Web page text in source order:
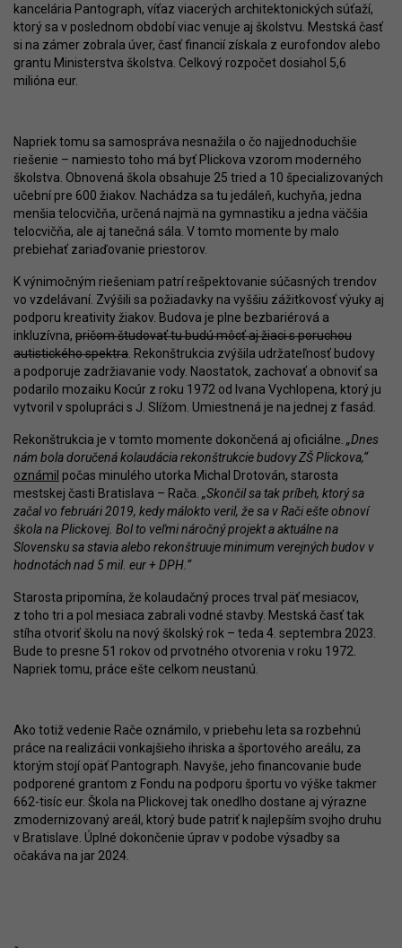
kancelária Pantograph, víťaz viacerých architektonických súťaží,
ktorý sa v poslednom období viac venuje aj školstvu. Mestská časť
si na zámer zobrala úver, časť financií získala z eurofondov alebo
grantu Ministerstva školstva. Celkový rozpočet dosiahol 5,6
milióna eur.
Napriek tomu sa samospráva nesnažila o čo najjednoduchšie
riešenie – namiesto toho má byť Plickova vzorom moderného
školstva. Obnovená škola obsahuje 25 tried a 10 špecializovaných
učební pre 600 žiakov. Nachádza sa tu jedáleň, kuchyňa, jedna
menšia telocvičňa, určená najmä na gymnastiku a jedna väčšia
telocvičňa, ale aj tanečná sála. V tomto momente by malo
prebiehať zariaďovanie priestorov.
K výnimočným riešeniam patrí rešpektovanie súčasných trendov
vo vzdelávaní. Zvýšili sa požiadavky na vyššiu zážitkovosť výuky aj
podporu kreativity žiakov. Budova je plne bezbariérová a
inkluzívna, pričom študovať tu budú môcť aj žiaci s poruchou
autistického spektra . Rekonštrukcia zvýšila udržateľnosť budovy
a podporuje zadržiavanie vody. Naostatok, zachovať a obnoviť sa
podarilo mozaiku Kocúr z roku 1972 od Ivana Vychlopena, ktorý ju
vytvoril v spolupráci s J. Slížom. Umiestnená je na jednej z fasád.
Rekonštrukcia je v tomto momente dokončená aj oficiálne. „Dnes
nám bola doručená kolaudácia rekonštrukcie budovy ZŠ Plickova,“
oznámil počas minulého utorka Michal Drotován, starosta
mestskej časti Bratislava – Rača. „Skončil sa tak príbeh, ktorý sa
začal vo februári 2019, kedy málokto veril, že sa v Rači ešte obnoví
škola na Plickovej. Bol to veľmi náročný projekt a aktuálne na
Slovensku sa stavia alebo rekonštruuje minimum verejných budov v
hodnotách nad 5 mil. eur + DPH.“
Starosta pripomína, že kolaudačný proces trval päť mesiacov,
z toho tri a pol mesiaca zabrali vodné stavby. Mestská časť tak
stíha otvoriť školu na nový školský rok – teda 4. septembra 2023.
Bude to presne 51 rokov od prvotného otvorenia v roku 1972.
Napriek tomu, práce ešte celkom neustanú.
Ako totiž vedenie Rače oznámilo, v priebehu leta sa rozbehnú
práce na realizácii vonkajšieho ihriska a športového areálu, za
ktorým stojí opäť Pantograph. Navyše, jeho financovanie bude
podporené grantom z Fondu na podporu športu vo výške takmer
662-tisíc eur. Škola na Plickovej tak onedlho dostane aj výrazne
zmodernizovaný areál, ktorý bude patriť k najlepším svojho druhu
v Bratislave. Úplné dokončenie úprav v podobe výsadby sa
očakáva na jar 2024.